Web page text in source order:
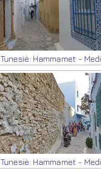
Tunesië: Hammamet -
Tunesië: Hammamet -